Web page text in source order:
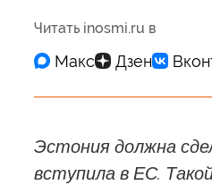
Читать inosmi.ru в
Эстония должна
вступила в ЕС.